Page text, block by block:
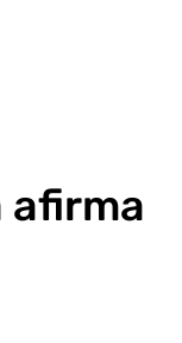
afirma